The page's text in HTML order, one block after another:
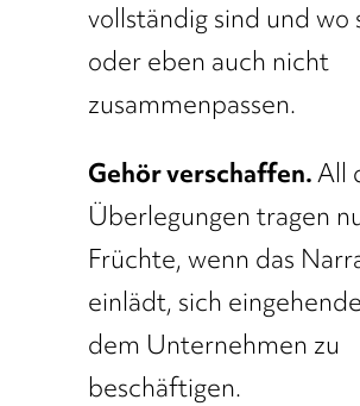
vollständig sind und wo
oder eben auch nicht
zusammenpassen.
Gehör verschaffen.All
Überlegungen tragen
Früchte, wenn das
einlädt, sich
dem Unternehmen zu
beschäftigen.